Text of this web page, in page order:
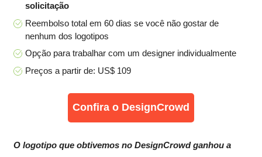
solicitação
Reembolso total em 60 dias se você não gostar de
nenhum dos logotipos
Opção para trabalhar com um designer individualmente
Preços a partir de: US$ 109
Confira o DesignCrowd
O logotipo que obtivemos no DesignCrowd ganhou a